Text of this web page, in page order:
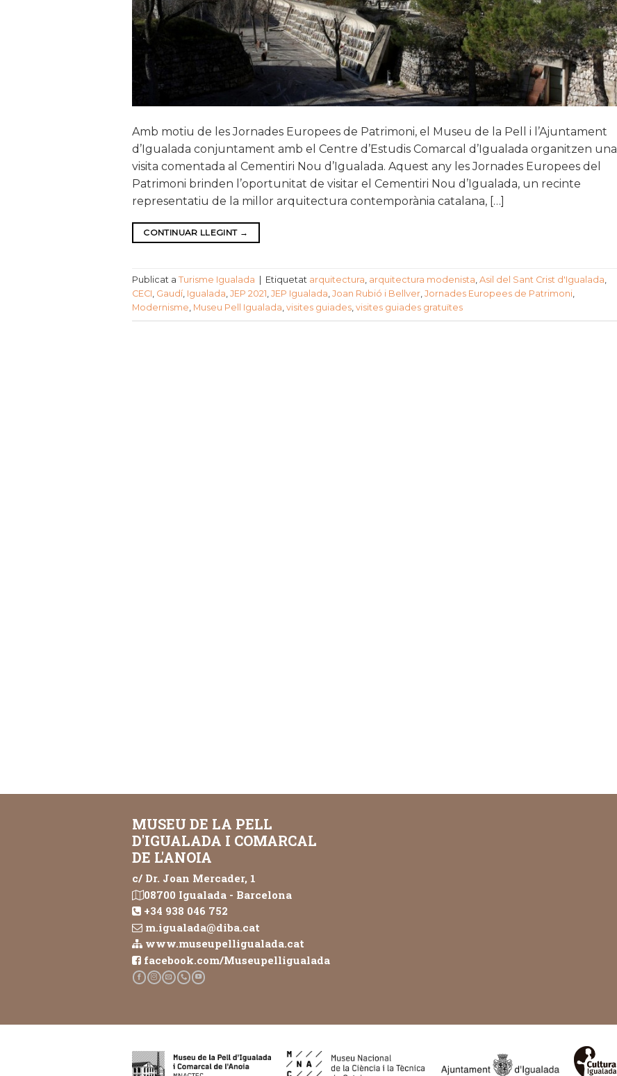
Amb motiu de les Jornades Europees de Patrimoni, el Museu de la Pell i l’Ajuntament
d’Igualada conjuntament amb el Centre d’Estudis Comarcal d’Igualada organitzen una
visita comentada al Cementiri Nou d’Igualada. Aquest any les Jornades Europees del
Patrimoni brinden l’oportunitat de visitar el Cementiri Nou d’Igualada, un recinte
representatiu de la millor arquitectura contemporània catalana, […]
CONTINUAR LLEGINT →
Publicat a Turisme Igualada Etiquetat arquitectura arquitectura modenista Asil del Sant Crist d'Igualada
CECI Gaudí, Igualada JEP 2021 JEP Igualada Joan Rubió i Bellver Jornades Europees de Patrimoni
Modernisme Museu Pell Igualada visites guiades visites guiades gratuïtes
MUSEU DE LA PELL
D'IGUALADA I COMARCAL
DE L'ANOIA
c/ Dr. Joan Mercader, 1
08700 Igualada - Barcelona
+34 938 046 752
m.igualada@diba.cat
www.museupelligualada.cat
facebook.com/Museupelligualada